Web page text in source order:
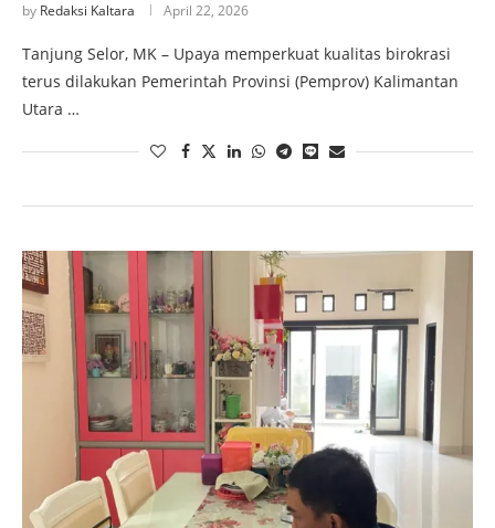
by Redaksi Kaltara April 22, 2026
Tanjung Selor, MK – Upaya memperkuat kualitas birokrasi
terus dilakukan Pemerintah Provinsi (Pemprov) Kalimantan
Utara …